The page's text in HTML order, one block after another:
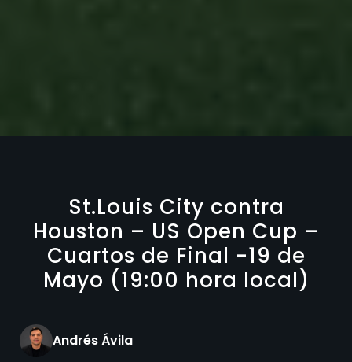
St.Louis City contra
Houston – US Open Cup –
Cuartos de Final -19 de
Mayo (19:00 hora local)
Andrés Ávila